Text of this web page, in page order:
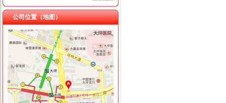
重庆三虹房地产营销策划有限公司
重庆宝鹰汽车销售有限公司
公司位置（地图）
工商动态
荣昌局五项措施加猪肉市渝中区代办工商执照场监管
九龙坡局从“五个方面”渝中区代办营业执照规范招聘广告